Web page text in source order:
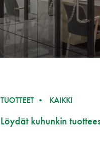
TUOTTEET KAIKKI
Löydät kuhunkin